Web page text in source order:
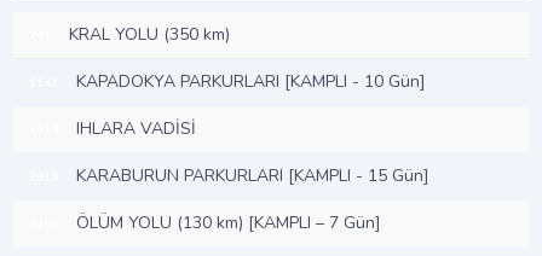
KRAL YOLU (350 km)
KAPADOKYA PARKURLARI [KAMPLI - 10 Gün]
IHLARA VADİSİ
KARABURUN PARKURLARI [KAMPLI - 15 Gün]
ÖLÜM YOLU (130 km) [KAMPLI – 7 Gün]